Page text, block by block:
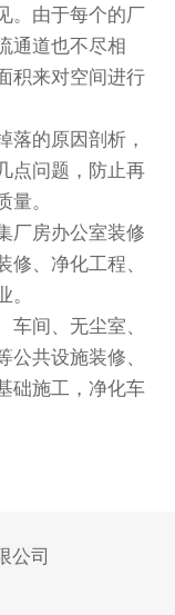
。由于每个的厂
通道也不尽相
积来对空间进行
的原因剖析，
点问题，防止再
量。
房办公室装修
修、净化工程、
。
间、无尘室、
公共设施装修、
础施工，净化车
公司